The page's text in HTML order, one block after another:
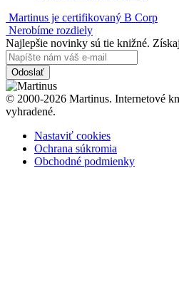
Martinus je certifikovaný B Corp
Nerobíme rozdiely
Najlepšie novinky sú tie knižné.
Odoslať
© 2000-2026 Martinus. Internetové
vyhradené.
Nastaviť cookies
Ochrana súkromia
Obchodné podmienky